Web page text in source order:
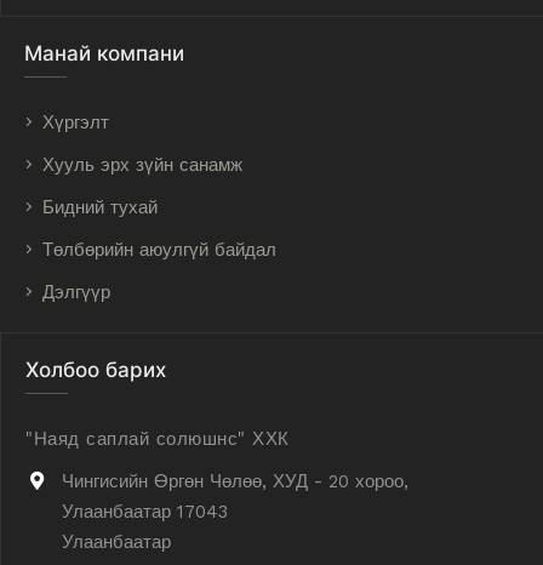
Манай компани
Хүргэлт
Хууль эрх зүйн санамж
Бидний тухай
Төлбөрийн аюулгүй байдал
Дэлгүүр
Холбоо барих
"Наяд саплай солюшнс" ХХК
Чингисийн Өргөн Чөлөө, ХУД - 20 хороо,
Улаанбаатар 17043
Улаанбаатар